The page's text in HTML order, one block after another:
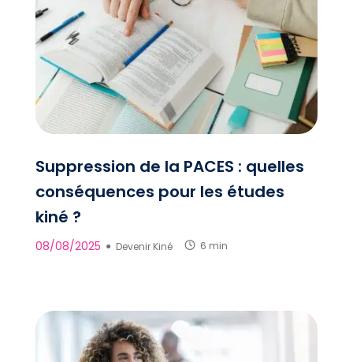
Suppression de la PACES : quelles
conséquences pour les études
kiné ?
08/08/2025 ● Devenir Kiné 6 min